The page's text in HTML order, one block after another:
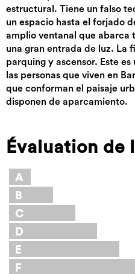
estructural. Tiene un falso
un espacio hasta el forjado
amplio ventanal que
una gran entrada de luz. La
parquing y ascensor. Este
las personas que viven en
que conforman el paisaje
disponen de aparcamiento.
Évaluation de
A
B
C
D
E
F